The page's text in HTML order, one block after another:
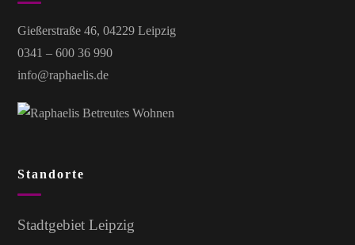
Gießerstraße 46, 04229 Leipzig
0341 – 600 36 990
info@raphaelis.de
Standorte
Stadtgebiet Leipzig